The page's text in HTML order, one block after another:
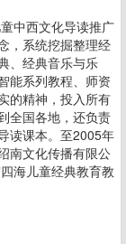
中西文化导读推广
，系统挖掘整理经
、经典音乐与乐
能系列教程、师资
的精神，投入所有
全国各地，还负责
读课本。至2005年
南文化传播有限公
海儿童经典教育教